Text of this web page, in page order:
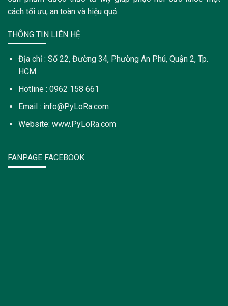
cách tối ưu, an toàn và hiệu quả.
THÔNG TIN LIÊN HỆ
Địa chỉ : Số 22, Đường 34, Phường An Phú, Quận 2, Tp.
HCM
Hotline : 0962 158 661
Email : info@PyLoRa.com
Website: www.PyLoRa.com
FANPAGE FACEBOOK